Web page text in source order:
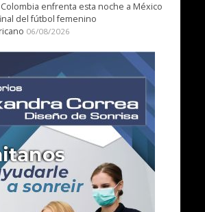
Colombia enfrenta esta noche a México
del fútbol femenino
06/08/2026